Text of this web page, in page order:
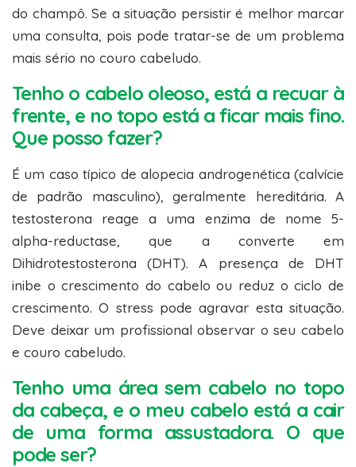
do champô. Se a situação persistir é melhor marcar
uma consulta, pois pode tratar-se de um problema
mais sério no couro cabeludo.
Tenho o cabelo oleoso, está a recuar à
frente, e no topo está a ficar mais fino.
Que posso fazer?
É um caso típico de alopecia androgenética (calvície
de padrão masculino), geralmente hereditária. A
testosterona reage a uma enzima de nome 5-
alpha-reductase, que a converte em
Dihidrotestosterona (DHT). A presença de DHT
inibe o crescimento do cabelo ou reduz o ciclo de
crescimento. O stress pode agravar esta situação.
Deve deixar um profissional observar o seu cabelo
e couro cabeludo.
Tenho uma área sem cabelo no topo
da cabeça, e o meu cabelo está a cair
de uma forma assustadora. O que
pode ser?